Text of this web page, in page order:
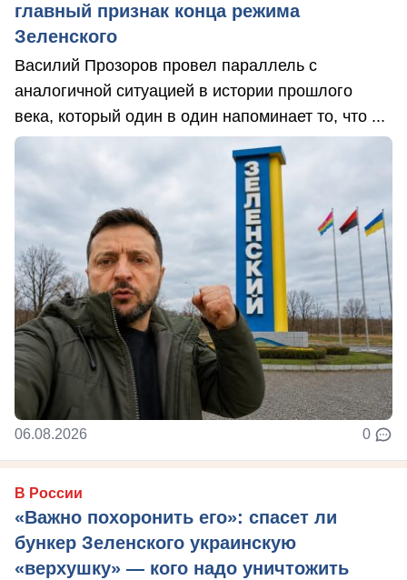
главный признак конца режима
Зеленского
Василий Прозоров провел параллель с
аналогичной ситуацией в истории прошлого
века, который один в один напоминает то, что ...
06.08.2026 0
В России
«Важно похоронить его»: спасет ли
бункер Зеленского украинскую
«верхушку» — кого надо уничтожить